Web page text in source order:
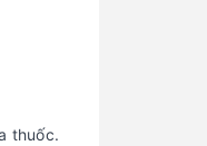
thuốc.